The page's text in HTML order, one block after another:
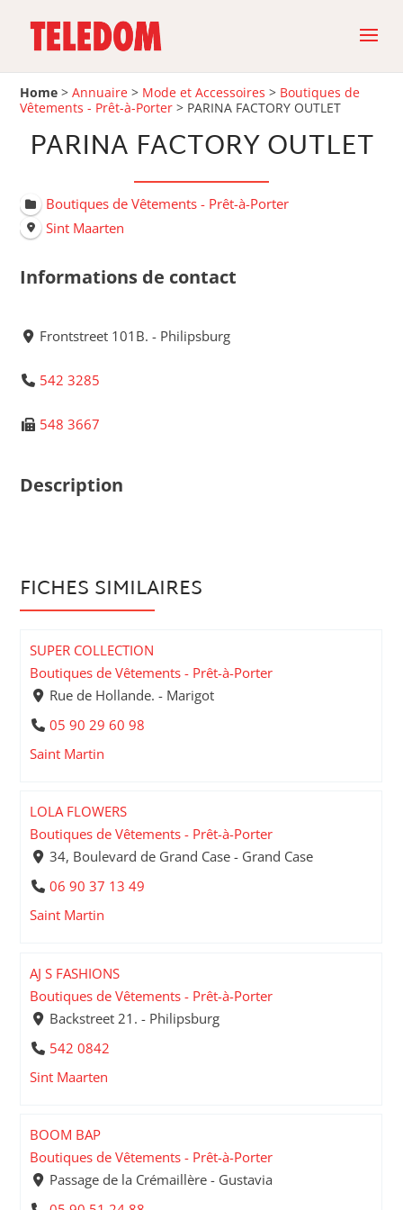
Home >Annuaire > Mode et Accessoires > Boutiques de
Vêtements - Prêt-à-Porter > PARINA FACTORY OUTLET
PARINA FACTORY OUTLET
Boutiques de Vêtements - Prêt-à-Porter
Sint Maarten
Informations de contact
Frontstreet 101B. - Philipsburg
542 3285
548 3667
Description
FICHES SIMILAIRES
SUPER COLLECTION
Boutiques de Vêtements - Prêt-à-Porter
Rue de Hollande. - Marigot
05 90 29 60 98
Saint Martin
LOLA FLOWERS
Boutiques de Vêtements - Prêt-à-Porter
34, Boulevard de Grand Case - Grand Case
06 90 37 13 49
Saint Martin
AJ S FASHIONS
Boutiques de Vêtements - Prêt-à-Porter
Backstreet 21. - Philipsburg
542 0842
Sint Maarten
BOOM BAP
Boutiques de Vêtements - Prêt-à-Porter
Passage de la Crémaillère - Gustavia